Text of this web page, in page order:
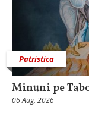
Patristica
Minuni pe
06 Aug, 2026